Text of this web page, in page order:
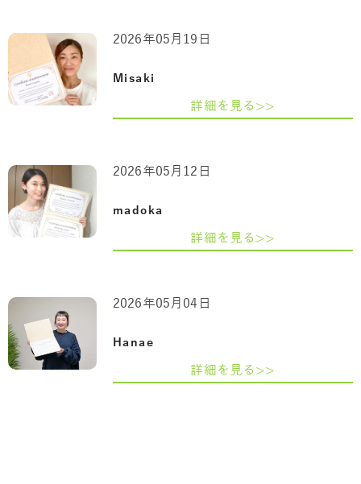
Misaki
2026年05月19日
詳細を見る>>
madoka
2026年05月12日
詳細を見る>>
Hanae
2026年05月04日
詳細を見る>>